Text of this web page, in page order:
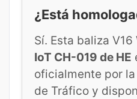
¿Está
Sí. Esta baliza V16
IoT CH-019 de HE
oficialmente por
de Tráfico y